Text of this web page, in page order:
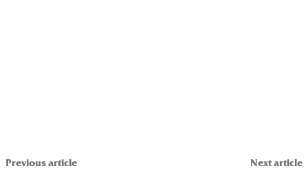
Previous article Next article